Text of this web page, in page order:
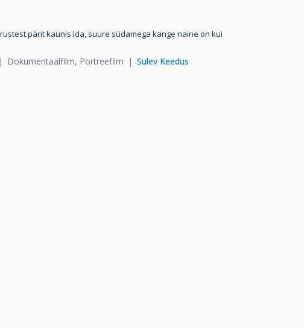
pärit kaunis Ida, suure südamega kange naine on kui
Dokumentaalfilm, Portreefilm Sulev Keedus